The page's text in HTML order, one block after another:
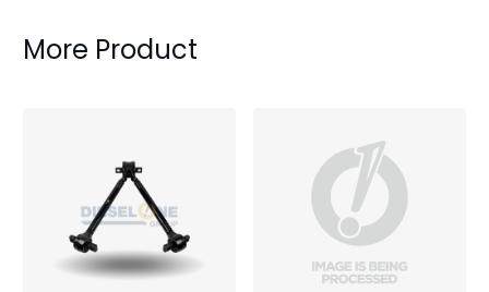
More Product